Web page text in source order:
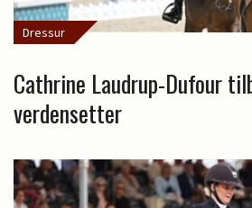
Dressur
Cathrine Laudrup-Dufour
verdensetter